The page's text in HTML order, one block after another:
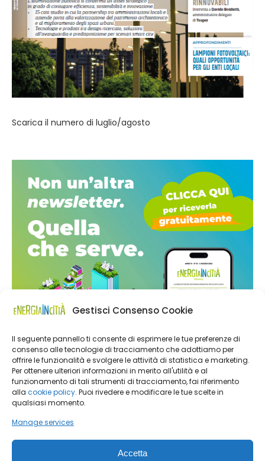
Gestisci Consenso Cookie
Il seguente pannello ti consente di esprimere le tue preferenze di
consenso alle tecnologie di tracciamento che adottiamo per
offrire le funzionalità e svolgere le attività di statistica e marketing.
Per ottenere ulteriori informazioni in merito all'utilità e al
funzionamento di tali strumenti di tracciamento, fai riferimento
alla cookie policy. Puoi rivedere e modificare le tue scelte in
qualsiasi momento.
Manage services
Accetta
Scarica il numero di luglio/agosto